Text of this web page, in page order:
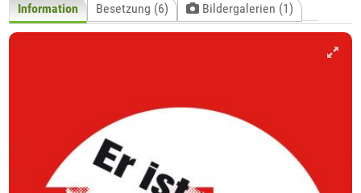
Information Besetzung (6) Bildergalerien (1)